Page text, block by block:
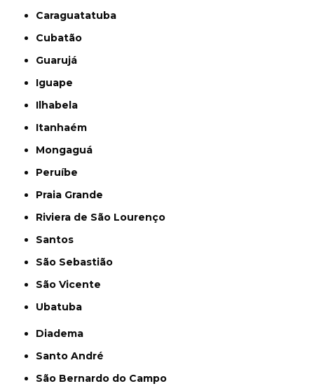
Caraguatatuba
Cubatão
Guarujá
Iguape
Ilhabela
Itanhaém
Mongaguá
Peruíbe
Praia Grande
Riviera de São Lourenço
Santos
São Sebastião
São Vicente
Ubatuba
Diadema
Santo André
São Bernardo do Campo